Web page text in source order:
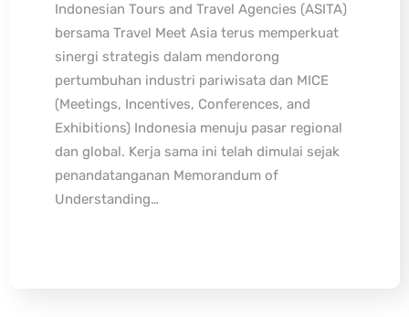
Indonesian Tours and Travel Agencies (ASITA)
bersama Travel Meet Asia terus memperkuat
sinergi strategis dalam mendorong
pertumbuhan industri pariwisata dan MICE
(Meetings, Incentives, Conferences, and
Exhibitions) Indonesia menuju pasar regional
dan global. Kerja sama ini telah dimulai sejak
penandatanganan Memorandum of
Understanding…